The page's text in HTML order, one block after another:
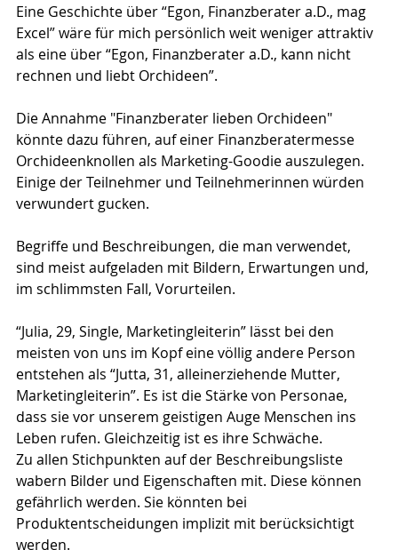
Eine Geschichte über “Egon, Finanzberater a.D., mag
Excel” wäre für mich persönlich weit weniger attraktiv
als eine über “Egon, Finanzberater a.D., kann nicht
rechnen und liebt Orchideen”.
Die Annahme "Finanzberater lieben Orchideen"
könnte dazu führen, auf einer Finanzberatermesse
Orchideenknollen als Marketing-Goodie auszulegen.
Einige der Teilnehmer und Teilnehmerinnen würden
verwundert gucken.
Begriffe und Beschreibungen, die man verwendet,
sind meist aufgeladen mit Bildern, Erwartungen und,
im schlimmsten Fall, Vorurteilen.
“Julia, 29, Single, Marketingleiterin” lässt bei den
meisten von uns im Kopf eine völlig andere Person
entstehen als “Jutta, 31, alleinerziehende Mutter,
Marketingleiterin”. Es ist die Stärke von Personae,
dass sie vor unserem geistigen Auge Menschen ins
Leben rufen. Gleichzeitig ist es ihre Schwäche.
Zu allen Stichpunkten auf der Beschreibungsliste
wabern Bilder und Eigenschaften mit. Diese können
gefährlich werden. Sie könnten bei
Produktentscheidungen implizit mit berücksichtigt
werden.